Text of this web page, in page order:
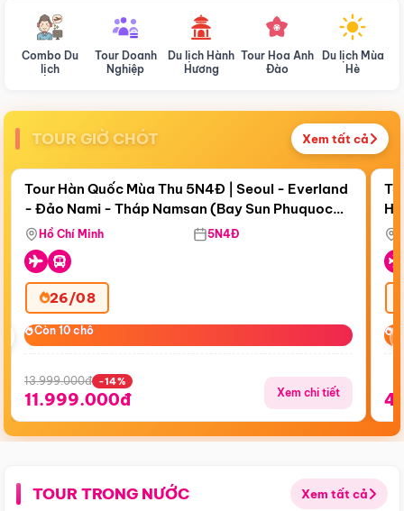
Combo Du
lịch
Tour Doanh
Nghiệp
Du lịch Hành
Hương
Tour Hoa Anh
Đào
Du lịch Mùa
Hè
TOUR GIỜ CHÓT Xem tất cả
Còn19 ngày 02:16:41
Điểm nổi bật
Tour Hàn Quốc Mùa Thu 5N4Đ | Seoul - Everland
- Đảo Nami - Tháp Namsan (Bay Sun Phuquoc
Airways)
Hồ Chí Minh 5N4Đ
26/08
Còn 10 chỗ
Còn 10 chỗ
13.999.000đ -14%
11.999.000đ Xem chi tiết
TOUR TRONG NƯỚC Xem tất cả
Điểm nổi bật